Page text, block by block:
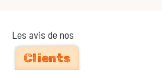
Les avis de nos
Clients